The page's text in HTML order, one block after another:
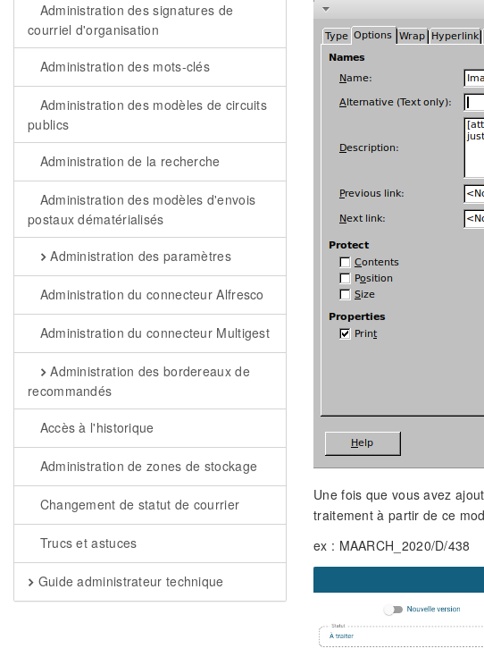
Administration des signatures de
courriel d'organisation
Administration des mots-clés
Administration des modèles de circuits
publics
Administration de la recherche
Administration des modèles d'envois
postaux dématérialisés
Administration des paramètres
Administration du connecteur Alfresco
Administration du connecteur Multigest
Administration des bordereaux de
recommandés
Accès à l'historique
Administration de zones de stockage
Changement de statut de courrier
Trucs et astuces
Guide administrateur technique
Une fois que vous avez
traitement à partir de ce
ex : MAARCH_2020/D/438